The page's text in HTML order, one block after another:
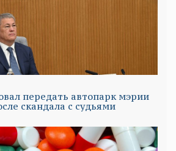
передать автопарк мэрии
скандала с судьями